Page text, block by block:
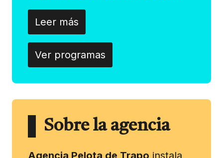
Leer más
Ver programas
Sobre la agencia
Agencia Pelota de Trapo instala